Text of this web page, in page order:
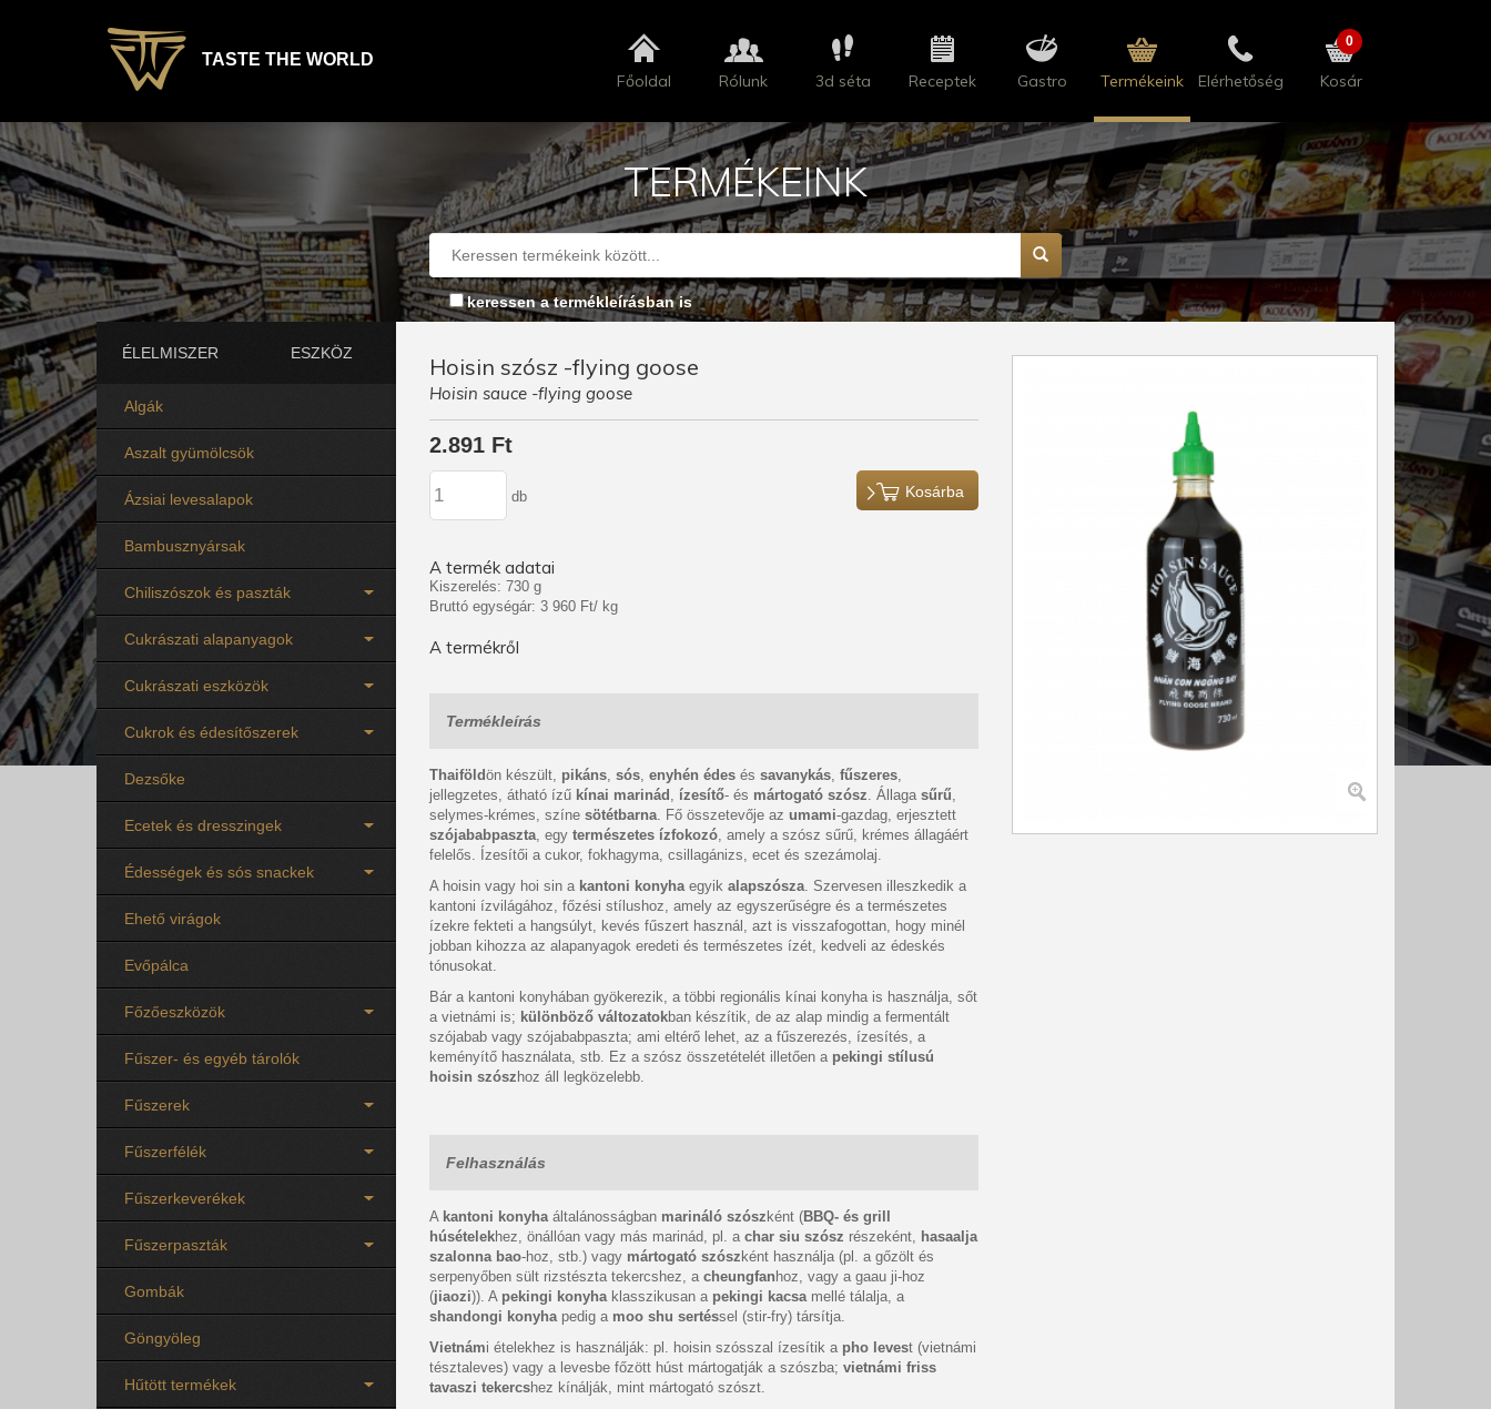
TASTE THE WORLD
Főoldal Rólunk 3d séta Receptek Gastro Termékeink Elérhetőség Kosár
0
TERMÉKEINK
keressen a termékleírásban is
ÉLELMISZER ESZKÖZ
Algák
Aszalt gyümölcsök
Ázsiai levesalapok
Bambusznyársak
Chiliszószok és paszták
Cukrászati alapanyagok
Cukrászati eszközök
Cukrok és édesítőszerek
Dezsőke
Ecetek és dresszingek
Édességek és sós snackek
Ehető virágok
Evőpálca
Főzőeszközök
Fűszer- és egyéb tárolók
Fűszerek
Fűszerfélék
Fűszerkeverékek
Fűszerpaszták
Gombák
Göngyöleg
Hűtött termékek
Hoisin szósz -flying goose
Hoisin sauce -flying goose
2.891 Ft
db Kosárba
A termék adatai
Kiszerelés: 730 g
Bruttó egységár: 3 960 Ft/ kg
A termékről
Termékleírás
Thaiföldön készült, pikáns, sós, enyhén édes és savanykás, fűszeres,
jellegzetes, átható ízű kínai marinád , ízesítő- és mártogató szósz. Állaga sűrű,
selymes-krémes, színe sötétbarna. Fő összetevője az umami-gazdag, erjesztett
szójababpaszta, egy természetes ízfokozó, amely a szósz sűrű, krémes állagáért
felelős. Ízesítői a cukor, fokhagyma, csillagánizs, ecet és szezámolaj.
A hoisin vagy hoi sin a kantoni konyhaegyik alapszósza. Szervesen illeszkedik a
kantoni ízvilágához, főzési stílushoz, amely az egyszerűségre és a természetes
ízekre fekteti a hangsúlyt, kevés fűszert használ, azt is visszafogottan, hogy minél
jobban kihozza az alapanyagok eredeti és természetes ízét, kedveli az édeskés
tónusokat.
Bár a kantoni konyhában gyökerezik, a többi regionális kínai konyha is használja, sőt
a vietnámi is; különböző változatokban készítik, de az alap mindig a fermentált
szójabab vagy szójababpaszta; ami eltérő lehet, az a fűszerezés, ízesítés, a
keményítő használata, stb. Ez a szósz összetételét illetően a pekingi stílusú
hoisin szósz hoz áll legközelebb.
Felhasználás
A kantoni konyhaáltalánosságban marináló szósz ként (BBQ- és grill
húsételekhez, önállóan vagy más marinád, pl. a char siu szósz részeként, hasaalja
szalonna bao-hoz, stb.) vagy mártogató szósz ként használja (pl. a gőzölt és
serpenyőben sült rizstészta tekercshez, a cheungfan hoz, vagy a gaau ji-hoz
(jiaozi)). A pekingi konyhaklasszikusan a pekingi kacsamellé tálalja, a
shandongi konyhapedig a moo shu sertéssel (stir-fry) társítja.
Vietnámi ételekhez is használják: pl. hoisin szósszal ízesítik a pho levest (vietnámi
tésztaleves) vagy a levesbe főzött húst mártogatják a szószba; vietnámi friss
tavaszi tekercshez kínálják, mint mártogató szószt.